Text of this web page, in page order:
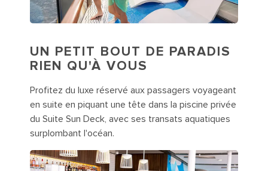
UN PETIT BOUT DE PARADIS
RIEN QU'À VOUS
Profitez du luxe réservé aux passagers voyageant
en suite en piquant une tête dans la piscine privée
du Suite Sun Deck, avec ses transats aquatiques
surplombant l'océan.